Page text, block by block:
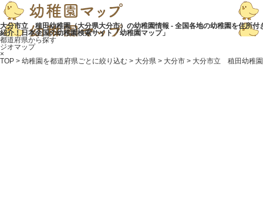
大分市立 稙田幼稚園（大分県大分市）の幼稚園情報 - 全国各地の幼稚園を住所付
紹介！日本全国の幼稚園検索サイト「幼稚園マップ」
都道府県から探す
ジオマップ
×
TOP > 幼稚園を都道府県ごとに絞り込む > 大分県 > 大分市 > 大分市立 稙田幼稚園